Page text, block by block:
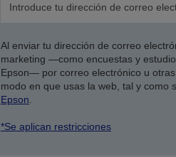
Al enviar tu dirección de correo
marketing —como encuestas y
Epson— por correo electrónico u
modo en que usas la web, tal y como
Epson
*Se aplican restricciones